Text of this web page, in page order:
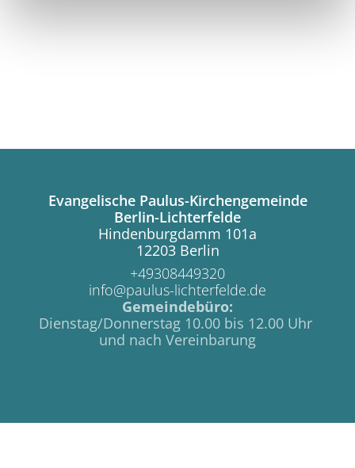
Evangelische Paulus-Kirchengemeinde
Berlin-Lichterfelde
Hindenburgdamm 101a
12203 Berlin
+49308449320
info@paulus-lichterfelde.de
Gemeindebüro:
Dienstag/Donnerstag 10.00 bis 12.00 Uhr
und nach Vereinbarung